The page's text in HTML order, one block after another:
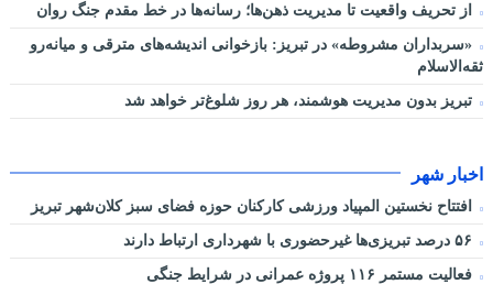
از تحریف واقعیت تا مدیریت ذهن‌ها؛ رسانه‌ها در خط مقدم جنگ روان
«سربداران مشروطه» در تبریز: بازخوانی اندیشه‌های مترقی و میانه‌رو
ثقه‌الاسلام
تبریز بدون مدیریت هوشمند، هر روز شلوغ‌تر خواهد شد
اخبار شهر
افتتاح نخستین المپیاد ورزشی کارکنان حوزه فضای سبز کلان‌شهر تبریز
فعالیت مستمر ۱۱۶ پروژه عمرانی در شرایط جنگی